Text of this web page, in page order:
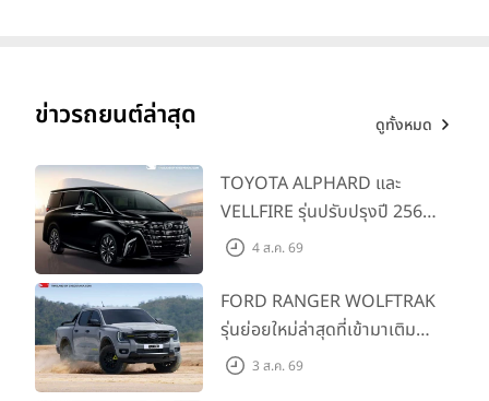
ข่าวรถยนต์ล่าสุด ดูทั้งหมด
TOYOTA ALPHARD และ
VELLFIRE รุ่นปรับปรุงปี 2569
พร้อมรุ่นย่อยใหม่ HEV
4 ส.ค. 69
FORD RANGER WOLFTRAK
รุ่นย่อยใหม่ล่าสุดที่เข้ามาเติม
เต็มไลน์อัป พร้อมตอบโจทย์ทุก
3 ส.ค. 69